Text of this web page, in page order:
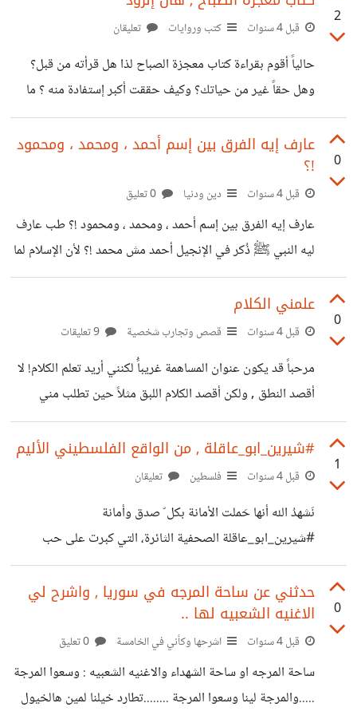
أمور تاريخية تعرفها أذكرها فأبحث عنها لأعرفها أنا أيضا وتصبح
لدي المعلومة
2
قبل 4 سنوات كتب وروايات تعليقان
حالياً أقوم بقراءة كتاب معجزة الصباح لذا هل قرأته من قبل؟
وهل حقاً غير من حياتك؟ وكيف حققت أكبر إستفادة منه ؟ ما
رأيك. .؟
0
عارف إيه الفرق بين إسم أحمد ، ومحمد ، ومحمود
!؟
قبل 4 سنوات دين ودنيا
عارف إيه الفرق بين إسم أحمد ، ومحمد ، ومحمود !؟ طب عارف
ليه النبي ﷺ ذُكر في الإنجيل أحمد مش محمد !؟ لأن الإسلام لما
نزل ، نزل باللغة العربية ... والأسماء العربية كلها اسماء ليها معاني
.. سيدنا عيسي " عليه السلام " لما أتى على قومه بالرسالة قالهم
: "وَإِذْ قَالَ عِيسَى ٱبْنُ مَرْيَمَ يَٰبَنِىٓ إِسْرَٰٓءِيلَ إِنِّى رَسُولُ ٱللَّهِ إِلَيْكُم
مُّصَدِّقًا لِّمَا بَيْنَ يَدَىَّ مِنَ ٱلتَّوْرَىٰةِ وَمُبَشِّرًۢا بِرَسُولٍۢ يَأْتِى مِنۢ بَعْدِى
ٱسْمُهُۥٓ أَحْمَدُ ۖ " ليه قال
0
علمني الكلام
قبل 4 سنوات قصص وتجارب شخصية
مرحباََ قد يكون عنوان المساهمة غريباًُ لكنني أريد تعلم الكلام! لا
أقصد النطق , ولكن أقصد الكلام اللبق مثلاً حين تطلب مني
المعلمة شرح شيئ ما فإنه يصيبني التوتر وأعد اللحظات حتى
يأتي دوري حين أنظر للصحافه كيف لاتغيب الكلمات عنهم!؟
وكأنهم يرون فعلاً ما يريدون إيصاله من كلمات أتذكر ذلك الموقف
طالبات نتكلم فيه عن مدينة فلسطينه , حفظت كل شيء طلبته
مني لأقوله ولكنني أخفقت , أصبت بالتوتر
1
قبل 4 سنوات فلسطين تعليقان
نَشهدُ الله أنها حَملت الأمانة بكل ّ صدق وأمانة
‏‎#شيرين_ابو_عاقلة الصحفية الثائرة، التي كبرت على حب
فلسطين وقضيتها، كانت تجوب الميادين لتنقل الحقيقة لشتى
بقاع المعمورة، اجتهدت وعملت وناضلت بكلماتها وتقاريرها
المؤثرة.. ترتقي اليوم وهي في ميادين عشقتها وعملت لاجلها
لتنقل لنا الصورة .. ‏إنا لله وإنا إليه راجعون.. مشهد اغتيال
الصحفية ‎#شيرين_أبو_عاقلة مراسلة الجزيرة لعقود طويلة على
مدخل مدينة جنين مؤلم جدًا. كيان مريض، لا يُراعي ذمة امرأة
0
حدثني عن ساحة المرجه في سوريا , واشرح لي
الاغنيه الشعبيه لها ..
قبل 4 سنوات اشرحها وكأني في الخامسة
ساحة المرجه او ساحة الشهداء والاغنيه الشعبيه : وسعوا المرجة
.....والمرجة لينا وسعوا المرجة ........تطارد خيلنا لمين هالخيول